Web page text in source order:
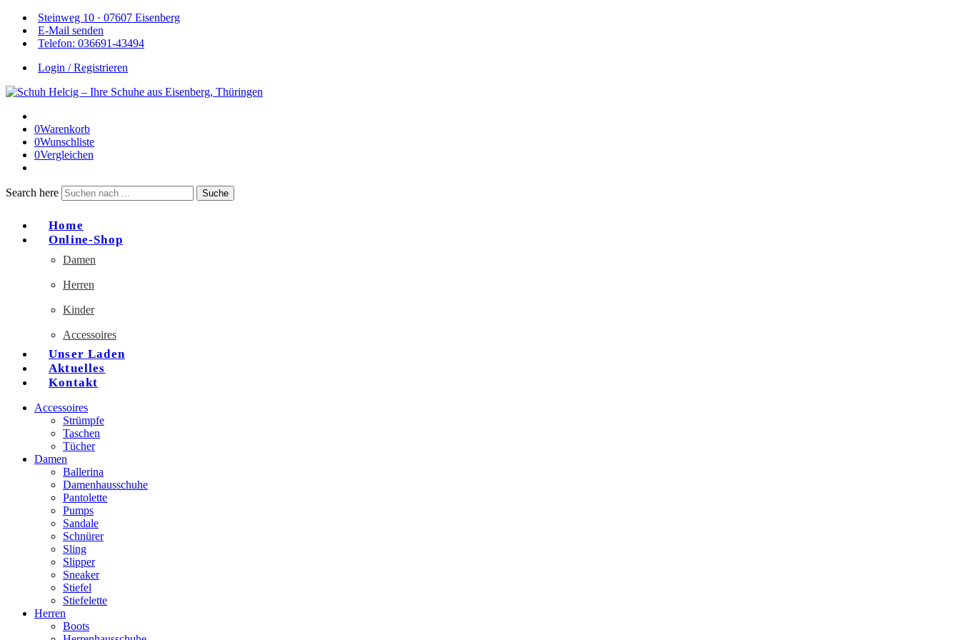
Steinweg 10 · 07607 Eisenberg
E-Mail senden
Telefon: 036691-43494
Login / Registrieren
0Warenkorb
0Wunschliste
0Vergleichen
Search here Suche
Home
Online-Shop
Damen
Herren
Kinder
Accessoires
Unser Laden
Aktuelles
Kontakt
Accessoires
Strümpfe
Taschen
Tücher
Damen
Ballerina
Damenhausschuhe
Pantolette
Pumps
Sandale
Schnürer
Sling
Slipper
Sneaker
Stiefel
Stiefelette
Herren
Boots